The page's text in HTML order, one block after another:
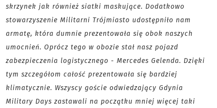
skrzynek jak również siatki maskujące. Dodatkowo
stowarzyszenie Militarni Trójmiasto udostępniło nam
armatę, która dumnie prezentowała się obok naszych
umocnień. Oprócz tego w obozie stał nasz pojazd
zabezpieczenia logistycznego - Mercedes Gelenda. Dzięki
tym szczegółom całość prezentowała się bardziej
klimatycznie. Wszyscy goście odwiedzający Gdynia
Military Days zastawali na początku mniej więcej taki